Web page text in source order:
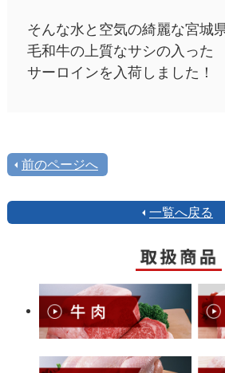
そんな水と空気の綺麗な宮城
毛和牛の上質なサシの入った
サーロインを入荷しました！
前のページへ
一覧へ戻る